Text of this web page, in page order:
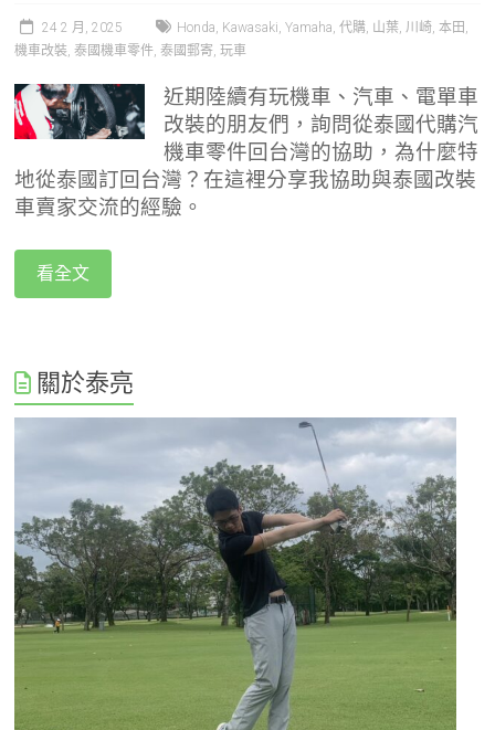
24 2 月, 2025 Honda, Kawasaki,Yamaha,代購, 山葉,川崎,本田 ,
機車改裝,泰國機車零件,泰國郵寄,玩車
近期陸續有玩機車、汽車、電單車
改裝的朋友們，詢問從泰國代購汽
機車零件回台灣的協助，為什麼特
地從泰國訂回台灣？在這裡分享我協助與泰國改裝
車賣家交流的經驗。
看全文
關於泰亮